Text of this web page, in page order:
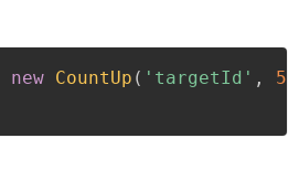
new CountUp ( 'targetId' ,